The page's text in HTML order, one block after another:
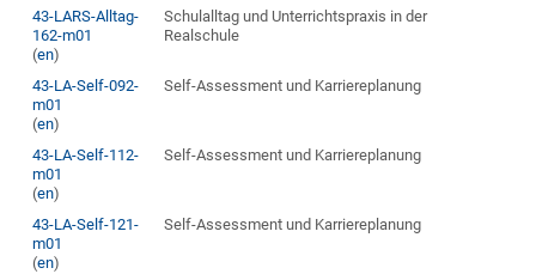
43-LARS-Alltag-
162-m01
(en)
Schulalltag und Unterrichtspraxis in der
Realschule
43-LA-Self-092-
m01
(en)
Self-Assessment und Karriereplanung
43-LA-Self-112-
m01
(en)
Self-Assessment und Karriereplanung
43-LA-Self-121-
m01
(en)
Self-Assessment und Karriereplanung